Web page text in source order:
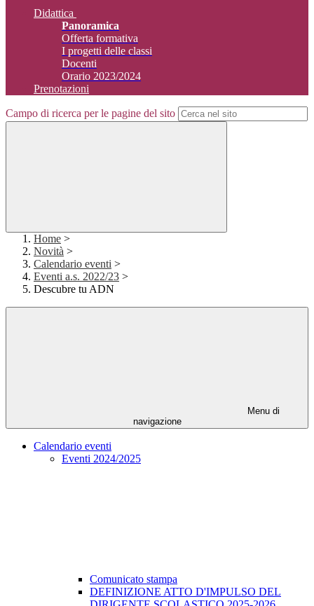
Didattica
Panoramica
Offerta formativa
I progetti delle classi
Docenti
Orario 2023/2024
Prenotazioni
Campo di ricerca per le pagine del sito
Home >
Novità >
Calendario eventi >
Eventi a.s. 2022/23 >
Descubre tu ADN
Menu di
navigazione
Calendario eventi
Eventi 2024/2025
Comunicato stampa
DEFINIZIONE ATTO D'IMPULSO DEL